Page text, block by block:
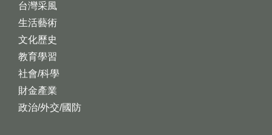
台灣采風
生活藝術
文化歷史
教育學習
社會/科學
財金產業
政治/外交/國防